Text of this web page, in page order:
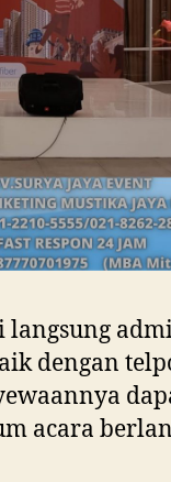
langsung
dengan
acara